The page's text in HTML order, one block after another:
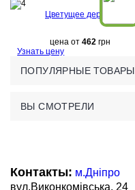
Цветущее дерево
цена от 462грн
Узнать цену
ПОПУЛЯРНЫЕ ТОВАРЫ
ВЫ СМОТРЕЛИ
Контакты: м.Дніпро
вул.Виконкомівська, 24